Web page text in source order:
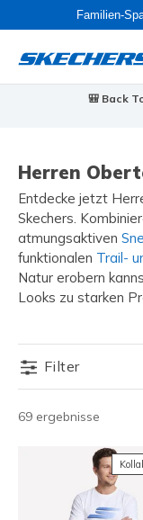
Familien-
🎒 Back
Herren
Entdecke jetzt
Skechers.
atmungsaktiven
funktionalen Trail-
Natur erobern
Looks zu starken
Filter
69 ergebnisse